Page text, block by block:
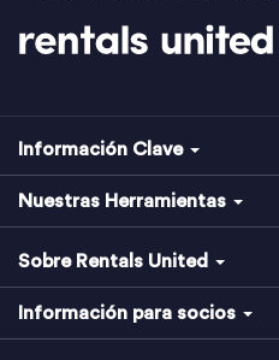
Información Clave
Nuestras Herramientas
Sobre Rentals United
Información para socios